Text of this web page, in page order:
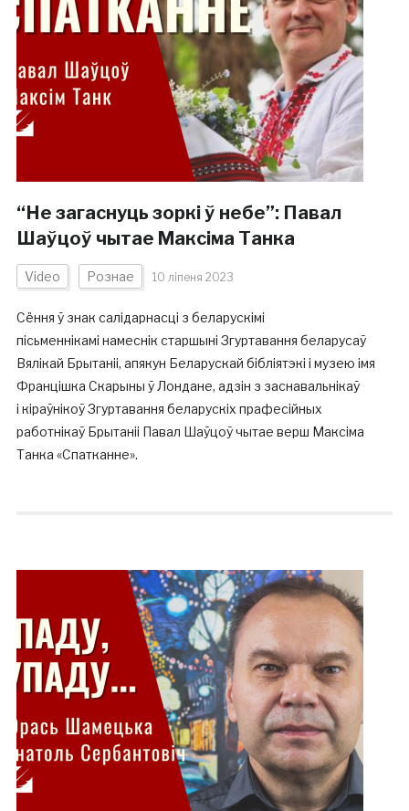
“Не загаснуць зоркі ў небе”: Павал
Шаўцоў чытае Максіма Танка
Video Рознае 10 ліпеня 2023
Сёння ў знак салідарнасці з беларускімі
пісьменнікамі намеснік старшыні Згуртавання беларусаў
Вялікай Брытаніі, апякун Беларускай бібліятэкі і музею імя
Францішка Скарыны ў Лондане, адзін з заснавальнікаў
і кіраўнікоў Згуртавання беларускіх прафесійных
работнікаў Брытаніі Павал Шаўцоў чытае верш Максіма
Танка «Спатканне».